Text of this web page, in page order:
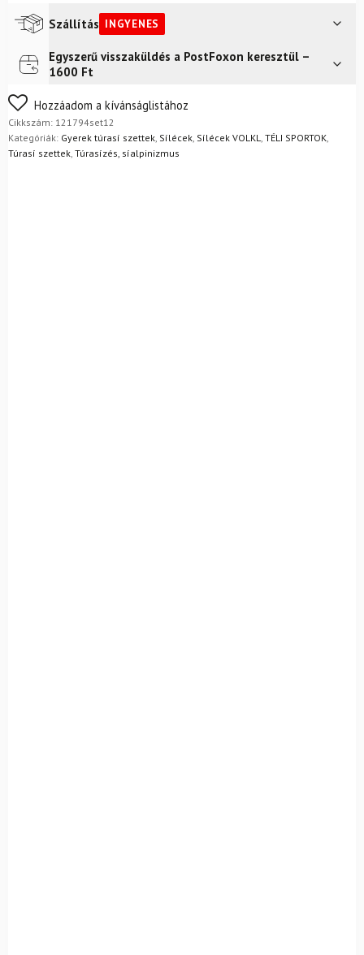
Szállítás INGYENES
Futár a címreIngyenes
Egyszerű visszaküldés a PostFoxon keresztül –
1600 Ft
Nem biztos a választásában? Semmi gond – a terméket
egyszerűen visszaküldheti 14 napon belül, indoklás nélkül.
Mik a visszaküldés feltételei?
Hozzáadom a kívánságlistához
Cikkszám: 121794set12
Kategóriák: Gyerek túrasí szettek, Sílécek, Sílécek VOLKL, TÉLI SPORTOK,
Túrasí szettek, Túrasízés, síalpinizmus